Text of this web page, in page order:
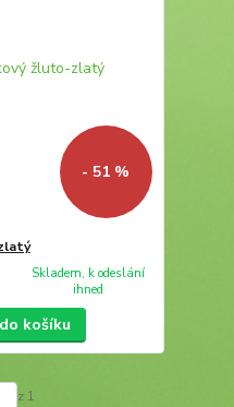
- 51 %
Skladem, k odeslání
ihned
košíku
z 1